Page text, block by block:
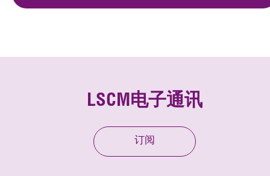
LSCM电子通讯
订阅